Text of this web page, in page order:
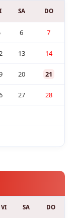
SA DO
6 7
13 14
20 21
27 28
VI SA DO